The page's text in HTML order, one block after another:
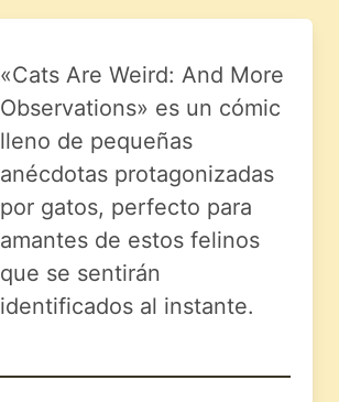
«Cats Are Weird: And More
Observations» es un cómic
lleno de pequeñas
anécdotas protagonizadas
por gatos, perfecto para
amantes de estos felinos
que se sentirán
identificados al instante.